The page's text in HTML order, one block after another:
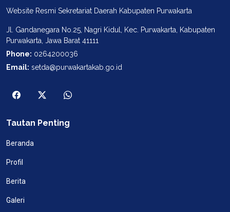
Website Resmi Sekretariat Daerah Kabupaten Purwakarta
Jl. Gandanegara No.25, Nagri Kidul, Kec. Purwakarta, Kabupaten
Purwakarta, Jawa Barat 41111
Phone: 0264200036
Email: setda@purwakartakab.go.id
Tautan Penting
Beranda
Profil
Berita
Galeri